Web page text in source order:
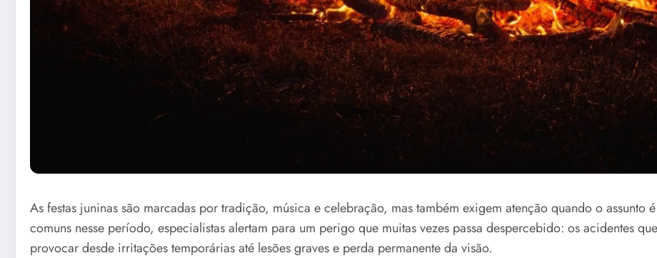
As festas juninas são marcadas por tradição, música e celebração, mas também exigem atenção quando o assunto
comuns nesse período, especialistas alertam para um perigo que muitas vezes passa despercebido: os acidentes
provocar desde irritações temporárias até lesões graves e perda permanente da visão.